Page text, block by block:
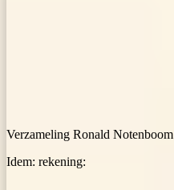
Verzameling Ronald Notenboom
Idem: rekening: